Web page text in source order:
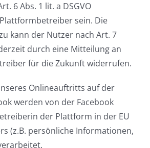
6 Abs. 1 lit. a DSGVO
sein. Die
kann der Nutzer nach Art. 7
durch eine Mitteilung an
für die Zukunft widerrufen.
Onlineauftritts auf der
werden von der Facebook
der Plattform in der EU
(z.B. persönliche Informationen,